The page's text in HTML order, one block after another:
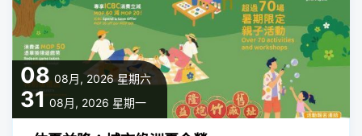
08 08月, 2026 星期六
31 08月, 2026 星期一